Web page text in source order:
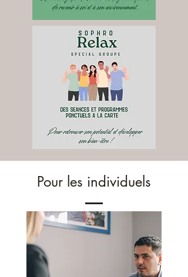
Pour les individuels